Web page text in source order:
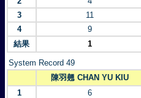
3
11
4
9
結果
1
System Record 49
陳羽翹 CHAN YU KIU
1
6